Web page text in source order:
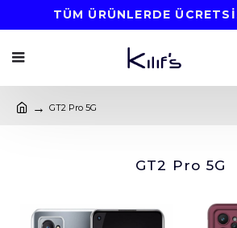
TÜM ÜRÜNLERDE
GT2 Pro 5G
GT2 Pro 5G